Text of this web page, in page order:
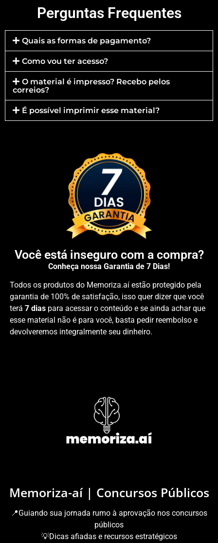
Perguntas Frequentes
Quais as formas de pagamento?
Como vou ter acesso?
O material é impresso? Recebo pelos
correios?
É possível imprimir esse material?
Você está inseguro com a compra?
Conheça nossa Garantia de 7 Dias!
Todos os produtos do Memoriza.aí estão protegido pela
garantia de 100% de satisfação, isso quer dizer que você
terá 7 dias para acessar o conteúdo e se ainda achar que
esse material não é para você, basta pedir reembolso e
devolveremos integralmente seu dinheiro.
Memoriza-aí | Concursos Públicos
📍Guiando sua jornada rumo à aprovação nos concursos
públicos
💡Dicas afiadas e recursos estratégicos